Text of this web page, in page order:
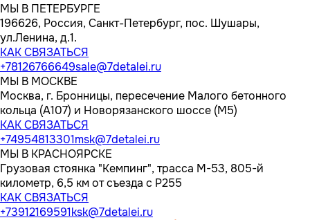
МЫ В ПЕТЕРБУРГЕ
196626, Россия, Санкт-Петербург, пос. Шушары,
ул.Ленина, д.1.
КАК СВЯЗАТЬСЯ
+78126766649sale@7detalei.ru
МЫ В МОСКВЕ
Москва, г. Бронницы, пересечение Малого бетонного
кольца (А107) и Новорязанского шоссе (М5)
КАК СВЯЗАТЬСЯ
+74954813301msk@7detalei.ru
МЫ В КРАСНОЯРСКЕ
Грузовая стоянка "Кемпинг", трасса M-53, 805-й
километр, 6,5 км от съезда с Р255
КАК СВЯЗАТЬСЯ
+73912169591ksk@7detalei.ru